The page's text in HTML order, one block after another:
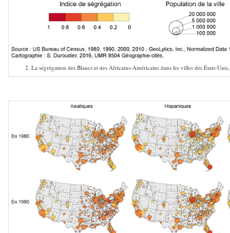
2. La ségrégation des Blancs et des Africains-Américains dans les villes des États-